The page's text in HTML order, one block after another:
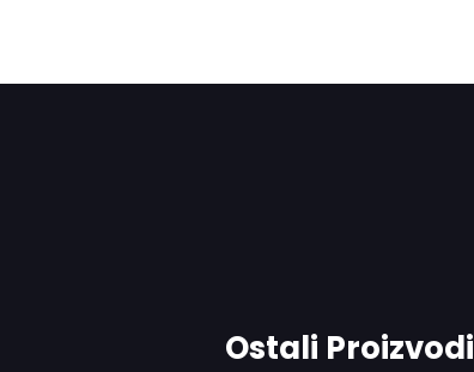
Ostali Proizvodi